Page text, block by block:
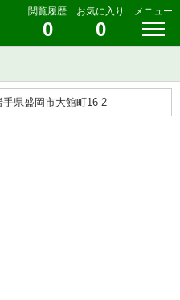
閲覧履歴
0
お気に入り
0
メニュー
手県盛岡市大館町16-2